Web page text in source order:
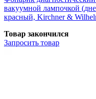
вакуумной лампочкой
красный, Kirchner &
Товар закончился
Запросить товар